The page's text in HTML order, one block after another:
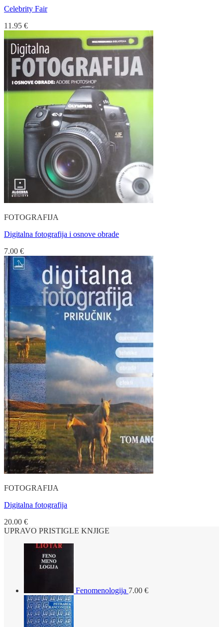
Celebrity Fair
11.95 €
FOTOGRAFIJA
Digitalna fotografija i osnove obrade
7.00 €
FOTOGRAFIJA
Digitalna fotografija
20.00 €
UPRAVO PRISTIGLE KNJIGE
Fenomenologija 7.00 €